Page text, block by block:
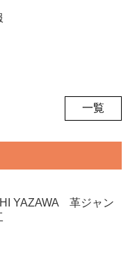
一覧
YAZAWA 革ジャン